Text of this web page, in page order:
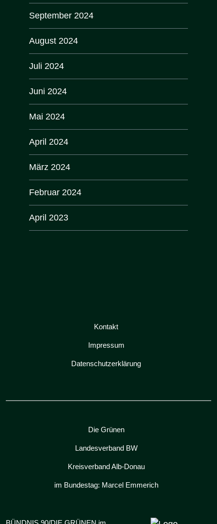
September 2024
August 2024
Juli 2024
Juni 2024
Mai 2024
April 2024
März 2024
Februar 2024
April 2023
Kontakt
Impressum
Datenschutzerklärung
Die Grünen
Landesverband BW
Kreisverband Alb-Donau
im Bundestag: Marcel Emmerich